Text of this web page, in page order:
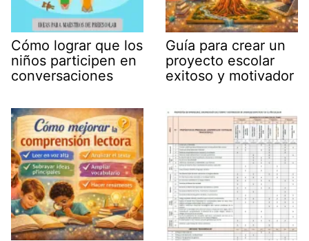
Cómo lograr que los
niños participen en
conversaciones
Guía para crear un
proyecto escolar
exitoso y motivador